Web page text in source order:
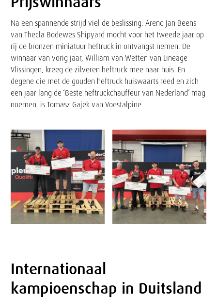
Na een spannende strijd viel de beslissing. Arend Jan Beens
van Thecla Bodewes Shipyard mocht voor het tweede jaar op
rij de bronzen miniatuur heftruck in ontvangst nemen. De
winnaar van vorig jaar, William van Wetten van Lineage
Vlissingen, kreeg de zilveren heftruck mee naar huis. En
degene die met de gouden heftruck huiswaarts reed en zich
een jaar lang de ‘Beste heftruckchauffeur van Nederland’ mag
noemen, is Tomasz Gajek van Voestalpine.
Tekst
Internationaal
kampioenschap in Duitsland